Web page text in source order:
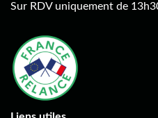
Sur RDV uniquement de